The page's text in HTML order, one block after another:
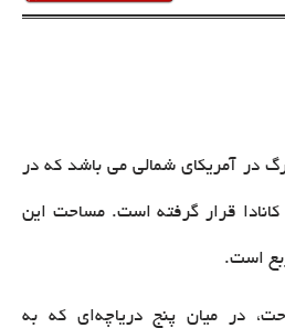
در آمریکای شمالی می باشد که در
کانادا قرار گرفته است. مساحت این
در میان پنج دریاچه‌ای که به